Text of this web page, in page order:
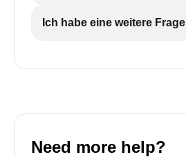
Ich habe eine weitere Frage
Need more help?